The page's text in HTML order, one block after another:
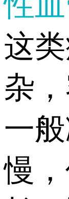
这
杂
一
慢